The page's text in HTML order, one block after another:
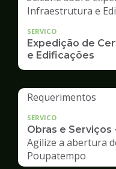
SERVICO
Expedição de
e Edificações
SERVICO
Obras e
Agilize a abertura
Poupatempo